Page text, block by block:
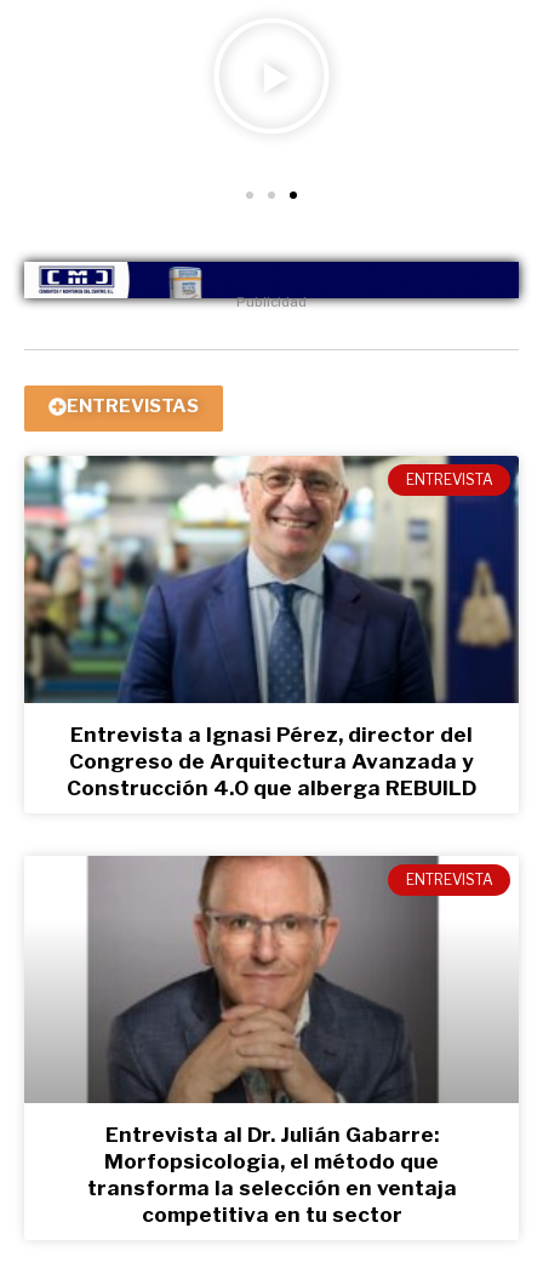
Publicidad
ENTREVISTAS
ENTREVISTA
Entrevista a Ignasi Pérez, director del
Congreso de Arquitectura Avanzada y
Construcción 4.0 que alberga REBUILD
ENTREVISTA
Entrevista al Dr. Julián Gabarre:
Morfopsicologia, el método que
transforma la selección en ventaja
competitiva en tu sector